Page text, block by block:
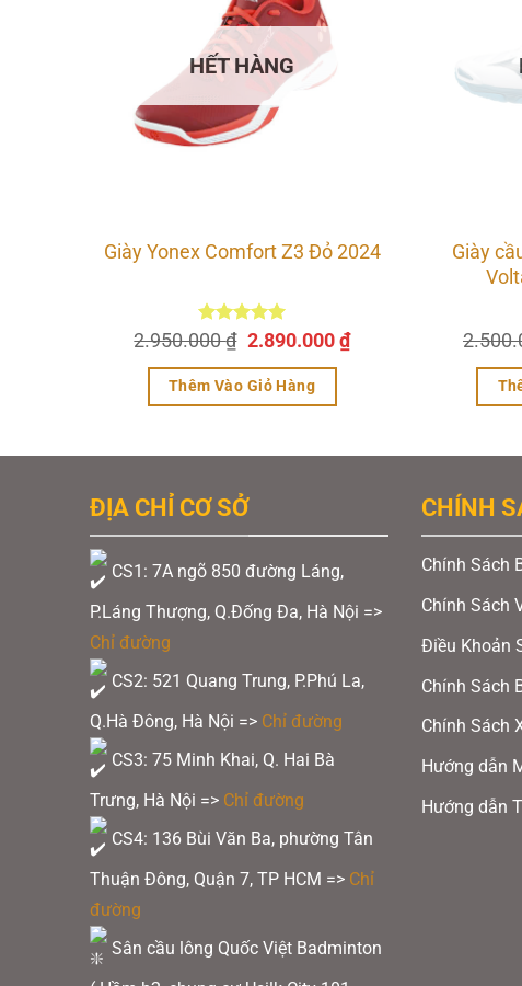
cao, chống mài mòn tốt và chịu được áp lực
Xem thêm:Giải đấu Thomas Cup và Uber
HẾT HÀNG
Giày Yonex Comfort Z3 Đỏ 2024
Được xếp
hạng
5 sao
2.950.000₫ Giá
là:
2.950.000 ₫.
2.890.000₫Giá
hiện
Thêm Vào Giỏ Hàng
phẩm
có
nhiều
biến
thể.
chọn
có
thể
được
trên
trang
phẩm
Giày
ĐỊA CHỈ CƠ SỞ
CS1: 7A ngõ 850 đường Láng,
P.Láng Thượng, Q.Đống Đa, Hà Nội =>
Chỉ đường
CS2: 521 Quang Trung, P.Phú La,
Q.Hà Đông, Hà Nội => Chỉ đường
CS3: 75 Minh Khai, Q. Hai Bà
Trưng, Hà Nội => Chỉ đường
CS4: 136 Bùi Văn Ba, phường Tân
Thuận Đông, Quận 7, TP HCM => Chỉ
đường
Sân cầu lông Quốc Việt Badminton
CHÍNH
Chính Sách
Chính Sách
Điều Khoản
Chính Sách
Chính Sách
Hướng dẫn
Hướng dẫn